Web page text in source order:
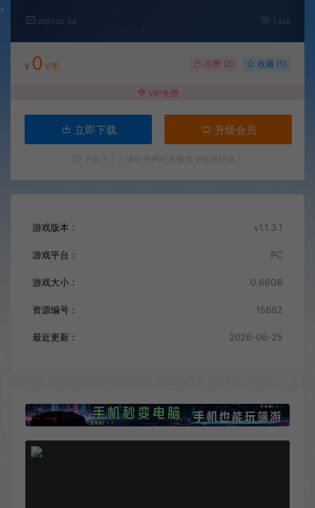
2021-02-24 1,526
¥ 0 V币 点赞 (2) 收藏 (1)
VIP免费
立即下载 升级会员
游戏版本： v1.1.3.1
游戏平台： PC
游戏大小： 0.66GB
资源编号： 15682
最近更新： 2026-06-25